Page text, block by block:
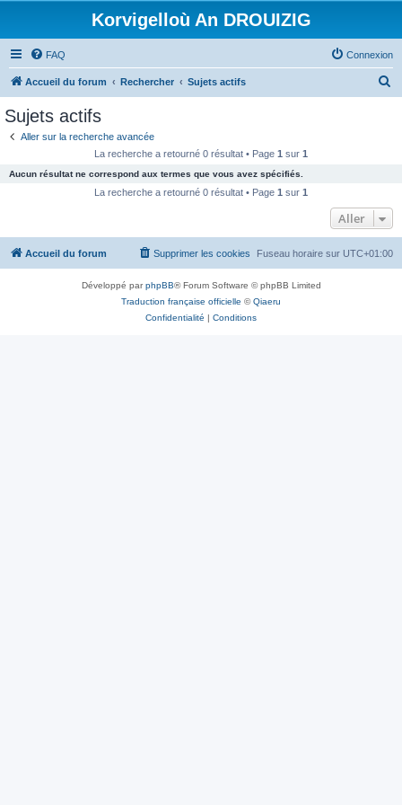
Korvigelloù An DROUIZIG
FAQ Connexion
Accueil du forum Rechercher Sujets actifs
c
e
Sujets actifs
Aller sur la recherche avancée
La recherche a retourné 0 résultat • Page 1 sur 1
Aucun résultat ne correspond aux termes que vous avez spécifiés.
La recherche a retourné 0 résultat • Page 1 sur 1
Aller
Accueil du forum Fuseau horaire sur UTC+01:00
Supprimer les cookies
Développé parphpBB® Forum Software © phpBB Limited
Traduction française officielle ©Qiaeru
Confidentialité | Conditions